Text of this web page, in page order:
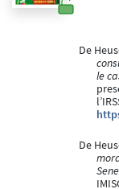
De
le
De